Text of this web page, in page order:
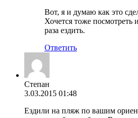
Вот, я и думаю как это
Хочется тоже посмотреть
раза ездить.
Ответить
Степан
3.03.2015 01:48
Ездили на пляж по вашим